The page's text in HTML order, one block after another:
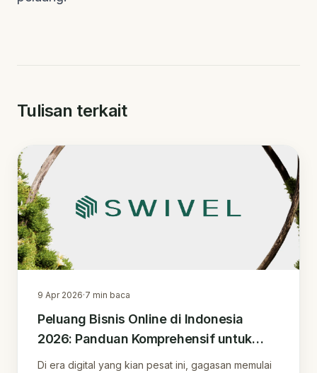
Tulisan terkait
9 Apr 2026·7 min baca
Peluang Bisnis Online di Indonesia
2026: Panduan Komprehensif untuk
Sukses Digital
Di era digital yang kian pesat ini, gagasan memulai